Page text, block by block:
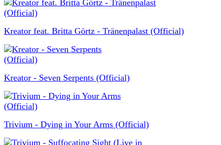
Kreator feat. Britta Görtz - Tränenpalast (Official)
Kreator - Seven Serpents (Official)
Trivium - Dying in Your Arms (Official)